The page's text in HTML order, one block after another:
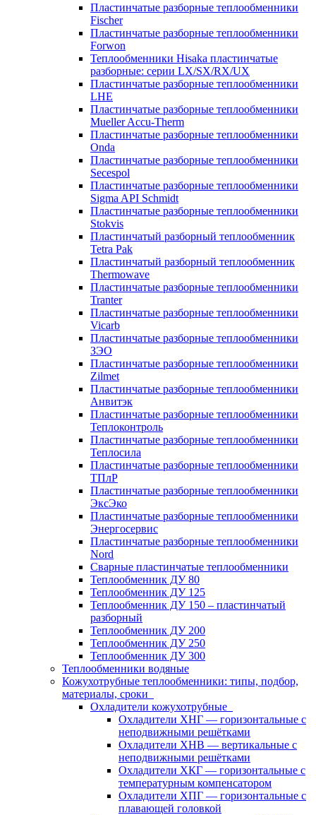
Пластинчатые разборные теплообменники
Fischer
Пластинчатые разборные теплообменники
Forwon
Теплообменники Hisaka пластинчатые
разборные: серии LX/SX/RX/UX
Пластинчатые разборные теплообменники
LHE
Пластинчатые разборные теплообменники
Mueller Accu-Therm
Пластинчатые разборные теплообменники
Onda
Пластинчатые разборные теплообменники
Secespol
Пластинчатые разборные теплообменники
Sigma API Schmidt
Пластинчатые разборные теплообменники
Stokvis
Пластинчатый разборный теплообменник
Tetra Pak
Пластинчатый разборный теплообменник
Thermowave
Пластинчатые разборные теплообменники
Tranter
Пластинчатые разборные теплообменники
Vicarb
Пластинчатые разборные теплообменники
ЗЭО
Пластинчатые разборные теплообменники
Zilmet
Пластинчатые разборные теплообменники
Анвитэк
Пластинчатые разборные теплообменники
Теплоконтроль
Пластинчатые разборные теплообменники
Теплосила
Пластинчатые разборные теплообменники
ТПлР
Пластинчатые разборные теплообменники
ЭксЭко
Пластинчатые разборные теплообменники
Энергосервис
Пластинчатые разборные теплообменники
Nord
Сварные пластинчатые теплообменники
Теплообменник ДУ 80
Теплообменник ДУ 125
Теплообменник ДУ 150 – пластинчатый
разборный
Теплообменник ДУ 200
Теплообменник ДУ 250
Теплообменник ДУ 300
Теплообменники водяные
Кожухотрубные теплообменники: типы, подбор,
материалы, сроки
Охладители кожухотрубные
Охладители ХНГ — горизонтальные с
неподвижными решётками
Охладители ХНВ — вертикальные с
неподвижными решётками
Охладители ХКГ — горизонтальные с
температурным компенсатором
Охладители ХПГ — горизонтальные с
плавающей головкой